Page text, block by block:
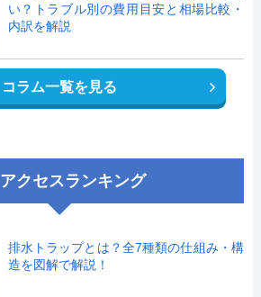
い？トラブル別の費用目安と相場比較・
内訳を解説
コラム一覧を見る
アクセスランキング
排水トラップとは？全7種類の仕組み・構
造を図解で解説！